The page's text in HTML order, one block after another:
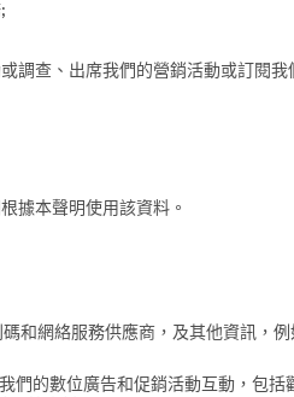
調查、出席我們的營銷活動或訂閱
據本聲明使用該資料。
和網絡服務供應商，及其他資訊，
們的數位廣告和促銷活動互動，包